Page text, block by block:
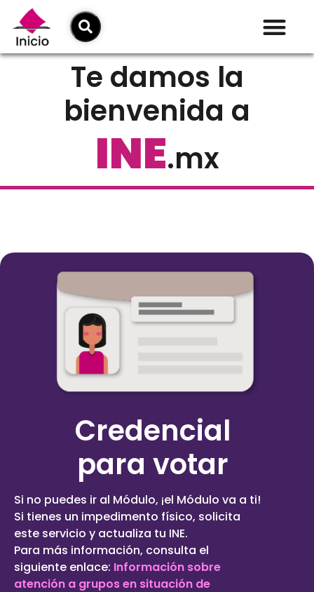
Te damos la
bienvenida a
INE.mx
Credencial
para votar
Si no puedes ir al Módulo, ¡el Módulo va a ti!
Si tienes un impedimento físico, solicita
este servicio y actualiza tu INE.
Para más información, consulta el
siguiente enlace: Información sobre
atención a grupos en situación de